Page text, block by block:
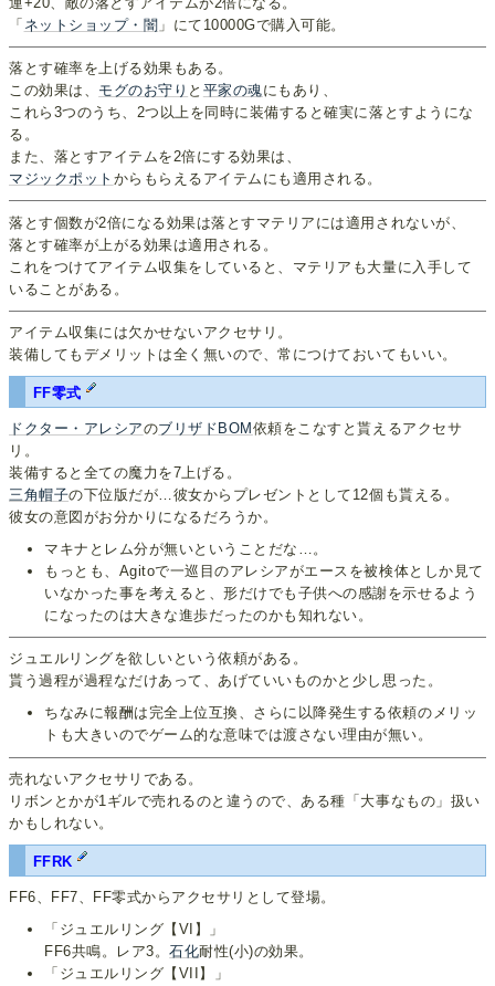
「 ネットショップ・闇 」にて10000Gで購入可能。
落とす確率を上げる効果もある。
この効果は、 モグのお守り と 平家の魂にもあり、
これら3つのうち、2つ以上を同時に装備すると確実に落とすようにな
る。
また、落とすアイテムを2倍にする効果は、
マジックポット からもらえるアイテムにも適用される。
落とす個数が2倍になる効果は落とすマテリアには適用されないが、
落とす確率が上がる効果は適用される。
これをつけてアイテム収集をしていると、マテリアも大量に入手して
いることがある。
アイテム収集には欠かせないアクセサリ。
装備してもデメリットは全く無いので、常につけておいてもいい。
FF零式
ドクター・アレシアのブリザドBOM 依頼をこなすと貰えるアクセサ
リ。
装備すると全ての魔力を7上げる。
三角帽子の下位版だが…彼女からプレゼントとして12個も貰える。
彼女の意図がお分かりになるだろうか。
マキナとレム分が無いということだな…。
もっとも、Agitoで一巡目のアレシアがエースを被検体としか見て
いなかった事を考えると、形だけでも子供への感謝を示せるよう
になったのは大きな進歩だったのかも知れない。
ジュエルリングを欲しいという依頼がある。
貰う過程が過程なだけあって、あげていいものかと少し思った。
ちなみに報酬は完全上位互換、さらに以降発生する依頼のメリッ
トも大きいのでゲーム的な意味では渡さない理由が無い。
売れないアクセサリである。
リボンとかが1ギルで売れるのと違うので、ある種「大事なもの」扱い
かもしれない。
FFRK
FF6、FF7、FF零式からアクセサリとして登場。
「ジュエルリング【VI】」
FF6共鳴。レア3。石化耐性(小)の効果。
「ジュエルリング【VII】」